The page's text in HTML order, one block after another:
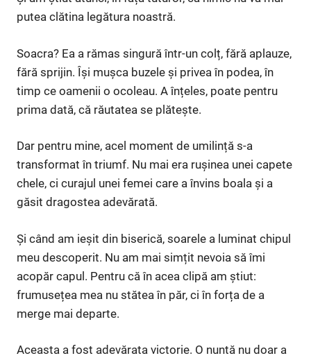
putea clătina legătura noastră.
Soacra? Ea a rămas singură într-un colț, fără aplauze,
fără sprijin. Își mușca buzele și privea în podea, în
timp ce oamenii o ocoleau. A înțeles, poate pentru
prima dată, că răutatea se plătește.
Dar pentru mine, acel moment de umilință s-a
transformat în triumf. Nu mai era rușinea unei capete
chele, ci curajul unei femei care a învins boala și a
găsit dragostea adevărată.
Și când am ieșit din biserică, soarele a luminat chipul
meu descoperit. Nu am mai simțit nevoia să îmi
acopăr capul. Pentru că în acea clipă am știut:
frumusețea mea nu stătea în păr, ci în forța de a
merge mai departe.
Aceasta a fost adevărata victorie. O nuntă nu doar a